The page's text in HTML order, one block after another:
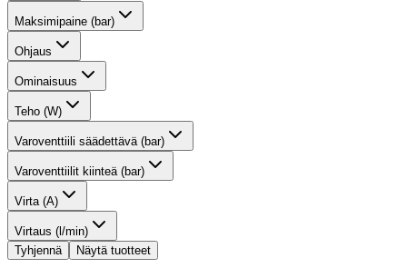
Maksimipaine (bar)
Ohjaus
Ominaisuus
Teho (W)
Varoventtiili säädettävä (bar)
Varoventtiilit kiinteä (bar)
Virta (A)
Virtaus (l/min)
Tyhjennä
Näytä tuotteet